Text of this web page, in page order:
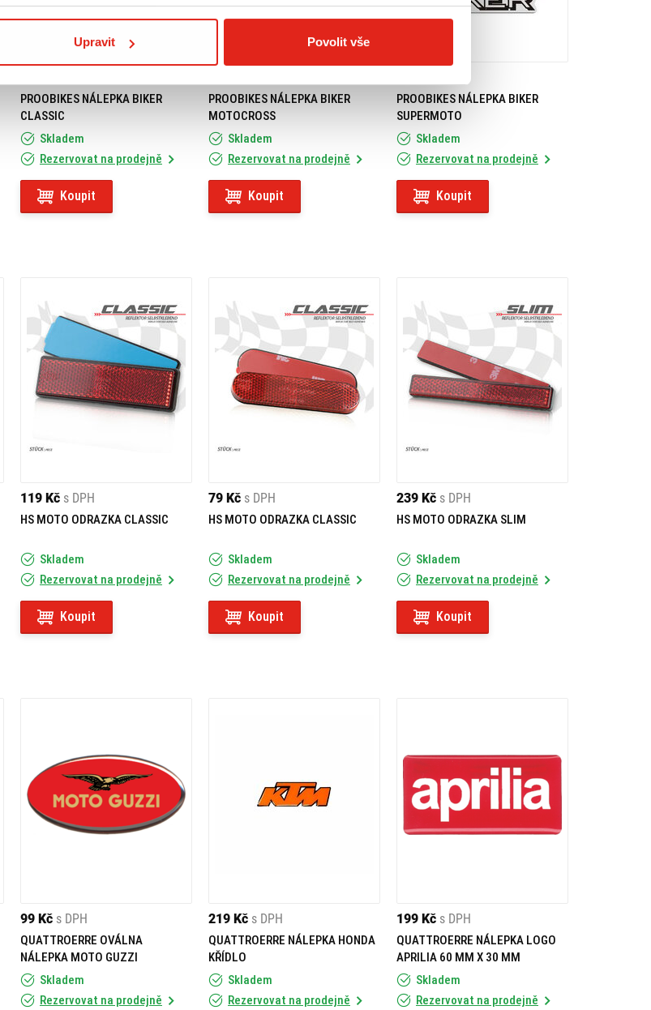
Upravit Povolit vše
PROOBIKES NÁLEPKA BIKER
CLASSIC
Skladem
Rezervovat na prodejně
Koupit
PROOBIKES NÁLEPKA BIKER
MOTOCROSS
Skladem
Rezervovat na prodejně
Koupit
PROOBIKES NÁLEPKA BIKER
SUPERMOTO
Skladem
Rezervovat na prodejně
Koupit
119 Kč s DPH
HS MOTO ODRAZKA CLASSIC
Skladem
Rezervovat na prodejně
Koupit
79 Kč s DPH
HS MOTO ODRAZKA CLASSIC
Skladem
Rezervovat na prodejně
Koupit
239 Kč s DPH
HS MOTO ODRAZKA SLIM
Skladem
Rezervovat na prodejně
Koupit
99 Kč s DPH
QUATTROERRE OVÁLNA
NÁLEPKA MOTO GUZZI
Skladem
Rezervovat na prodejně
219 Kč s DPH
QUATTROERRE NÁLEPKA HONDA
KŘÍDLO
Skladem
Rezervovat na prodejně
199 Kč s DPH
QUATTROERRE NÁLEPKA LOGO
APRILIA 60 MM X 30 MM
Skladem
Rezervovat na prodejně